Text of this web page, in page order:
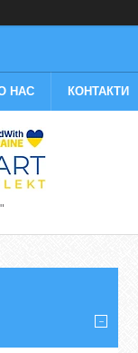
НАС КОНТАКТИ